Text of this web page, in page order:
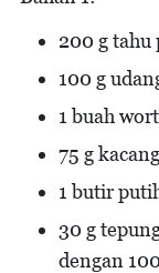
200 g tahu
100 g
1 buah
75 g
1 butir
30 g
dengan